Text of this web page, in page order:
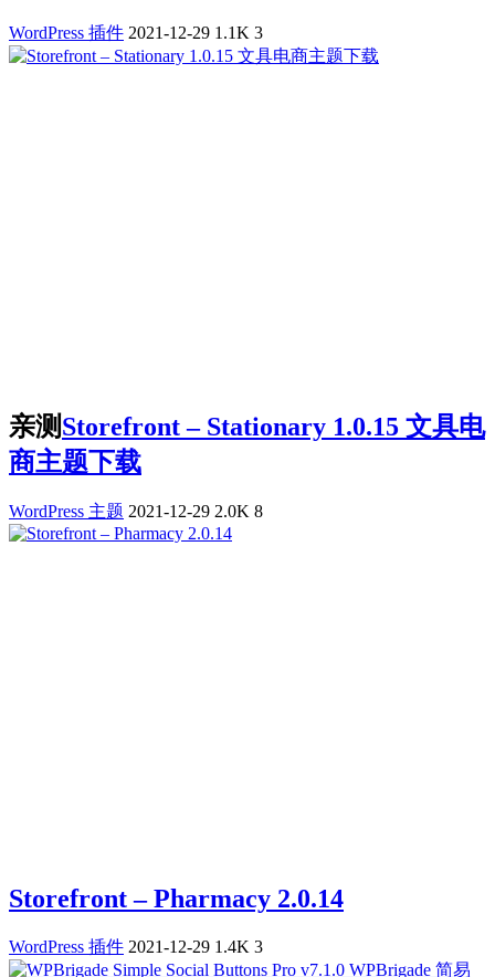
WordPress 插件 2021-12-29 1.1K 3
亲测Storefront – Stationary 1.0.15 文具电
商主题下载
WordPress 主题 2021-12-29 2.0K 8
Storefront – Pharmacy 2.0.14
WordPress 插件 2021-12-29 1.4K 3